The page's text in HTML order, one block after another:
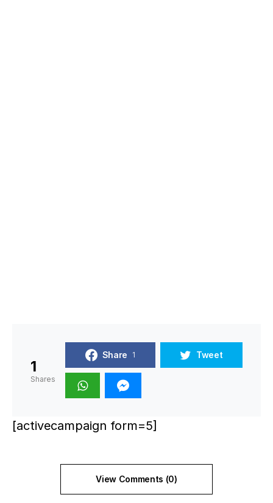
1
Shares
Share 1 Tweet
[activecampaign form=5]
View Comments (0)